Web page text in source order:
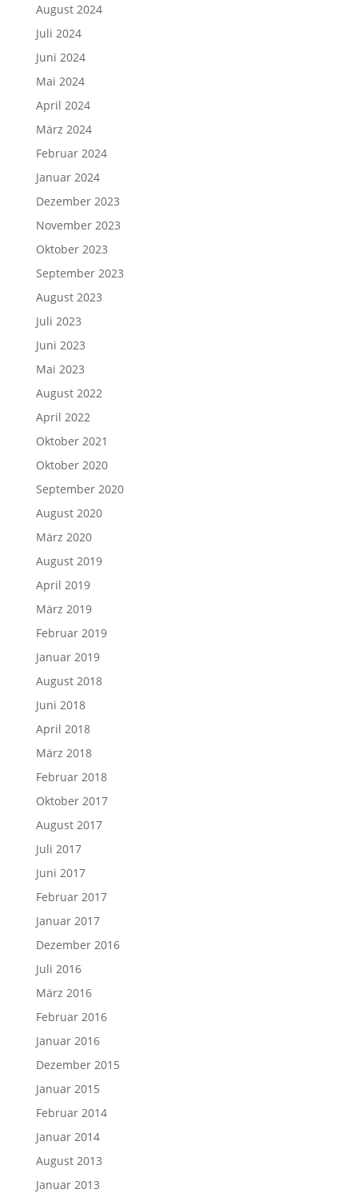
August 2024
Juli 2024
Juni 2024
Mai 2024
April 2024
März 2024
Februar 2024
Januar 2024
Dezember 2023
November 2023
Oktober 2023
September 2023
August 2023
Juli 2023
Juni 2023
Mai 2023
August 2022
April 2022
Oktober 2021
Oktober 2020
September 2020
August 2020
März 2020
August 2019
April 2019
März 2019
Februar 2019
Januar 2019
August 2018
Juni 2018
April 2018
März 2018
Februar 2018
Oktober 2017
August 2017
Juli 2017
Juni 2017
Februar 2017
Januar 2017
Dezember 2016
Juli 2016
März 2016
Februar 2016
Januar 2016
Dezember 2015
Januar 2015
Februar 2014
Januar 2014
August 2013
Januar 2013